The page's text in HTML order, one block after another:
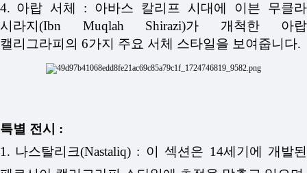
4. 아랍 서체 : 아바스 칼리프 시대에 이븐 무클라
시라지(Ibn Muqlah Shirazi)가 개척한 아랍
캘리그라피의 6가지 주요 서체 스타일을 보여줍니다.
특별 전시 :
1. 나스탈리크(Nastaliq) : 이 섹션은 14세기에 개발된